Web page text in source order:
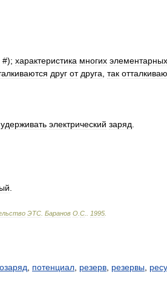
#); характеристика многих элементарных
друг от друга так
удерживать электрический заряд
ЭТС Баранов О С 1995
потенциал резерв резервы